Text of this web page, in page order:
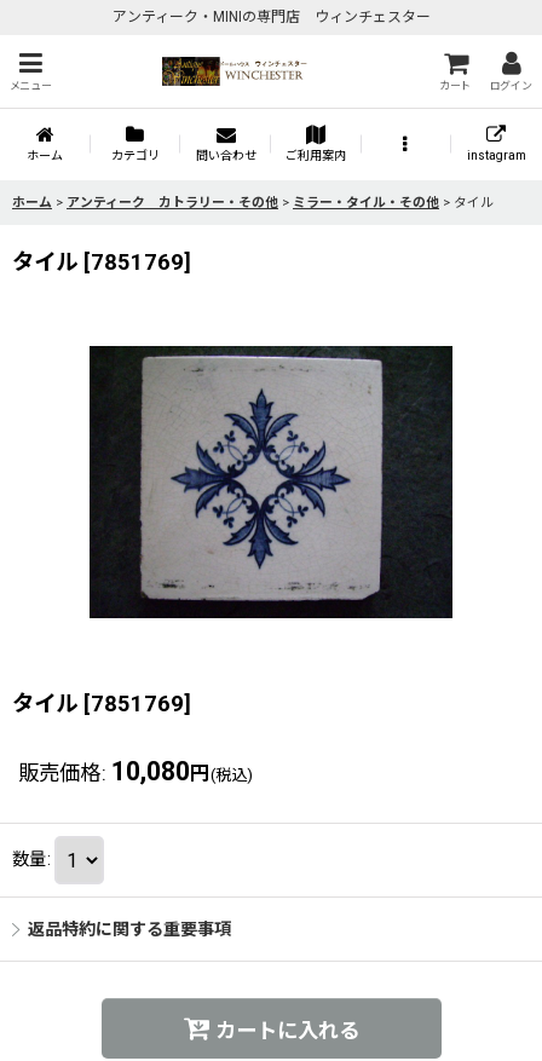
アンティーク・MINIの専門店 ウィンチェスター
メニュー カート ログイン
ホーム カテゴリ 問い合わせ ご利用案内 instagram
ホーム > アンティーク カトラリー・その他 > ミラー・タイル・その他 > タイル
タイル [7851769]
タイル [7851769]
販売価格: 10,080 円 (税込)
数量:
返品特約に関する重要事項
カートに入れる